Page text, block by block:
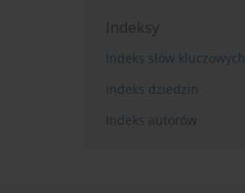
Indeksy
Indeks słów kluczowych
Indeks dziedzin
Indeks autorów